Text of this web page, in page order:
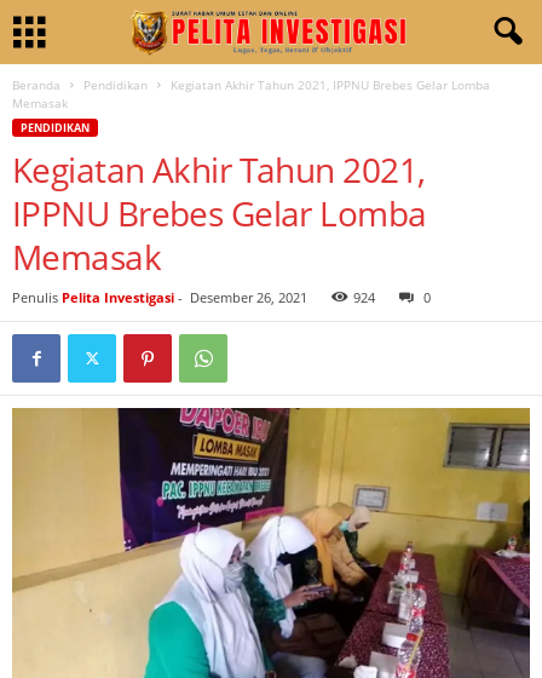
Beranda Pendidikan
Kegiatan Akhir Tahun 2021, IPPNU Brebes Gelar Lomba
Memasak
PENDIDIKAN
Kegiatan Akhir Tahun 2021,
IPPNU Brebes Gelar Lomba
Memasak
Penulis Pelita Investigasi - Desember 26, 2021 924 0